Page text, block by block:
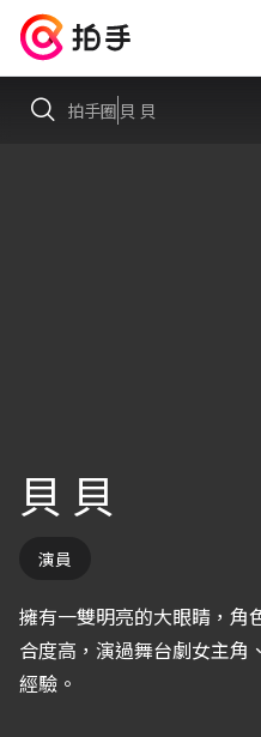
拍手圈 貝 貝
貝 貝
演員
擁有一雙明亮的大眼睛，角
合度高，演過舞台劇女主角
經驗。